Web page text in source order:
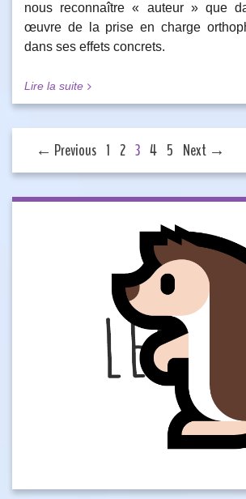
nous reconnaître « auteur » que
œuvre de la prise en charge
dans ses effets concrets.
Lire la suite
← Previous 1 2 3 4 5 Next →